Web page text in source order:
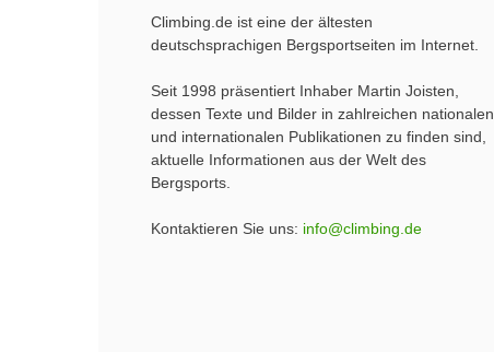
Climbing.de ist eine der ältesten
deutschsprachigen Bergsportseiten im Internet.
Seit 1998 präsentiert Inhaber Martin Joisten,
dessen Texte und Bilder in zahlreichen nationalen
und internationalen Publikationen zu finden sind,
aktuelle Informationen aus der Welt des
Bergsports.
Kontaktieren Sie uns: info@climbing.de